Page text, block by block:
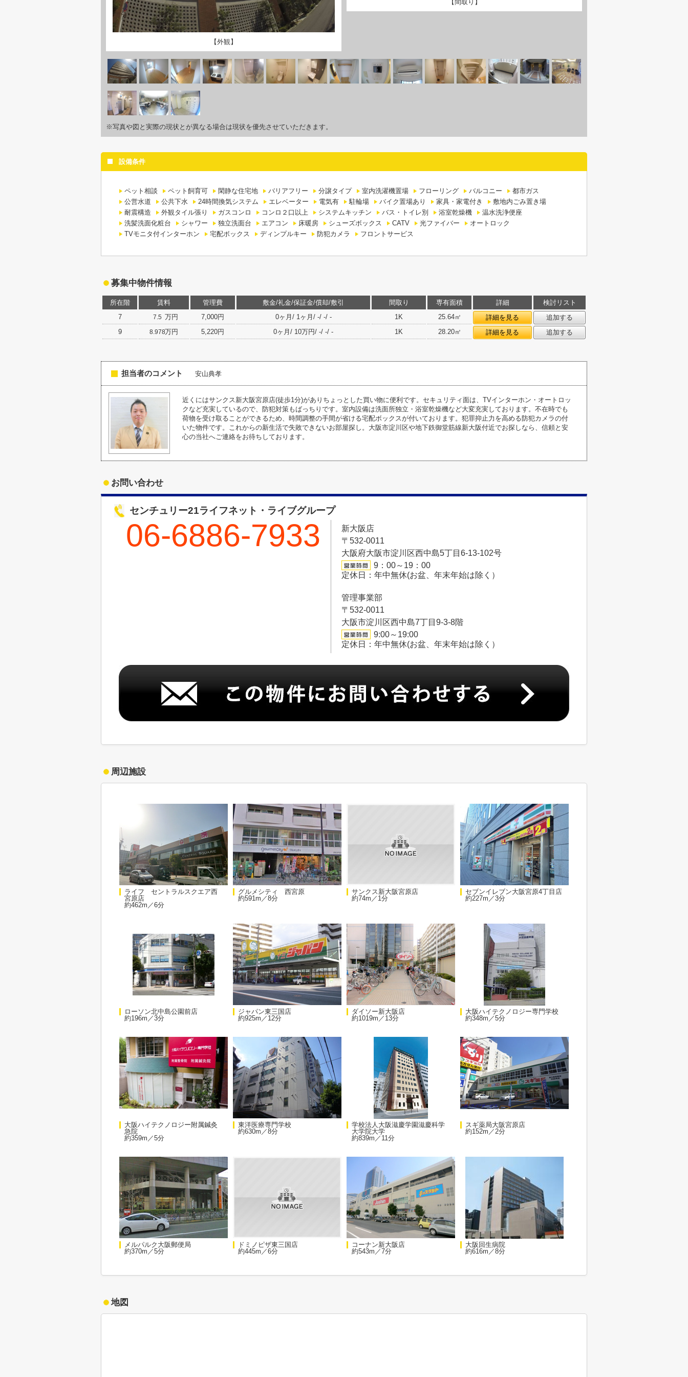
【外観】
【間取り】
※写真や図と実際の現状とが異なる場合は現状を優先させていただきます。
設備条件
ペット相談 ペット飼育可 閑静な住宅地 バリアフリー 分譲タイプ 室内洗濯機置場 フローリング バルコニー
都市ガス
公営水道
公共下水 24時間換気システム エレベーター 電気有 駐輪場 バイク置場あり 家具・家電付き
敷地内ごみ置き場
耐震構造
外観タイル張り ガスコンロ コンロ２口以上 システムキッチン バス・トイレ別 浴室乾燥機
温水洗浄便座
洗髪洗面化粧台
シャワー 独立洗面台 エアコン 床暖房 シューズボックス CATV 光ファイバー
オートロック
TVモニタ付インターホン
宅配ボックス ディンプルキー 防犯カメラ フロントサービス
募集中物件情報
所在階 賃料 管理費 敷金/礼金/保証金/償却/敷引 間取り 専有面積 詳細
検討リスト
7
7.5 万円 7,000円 0ヶ月/ 1ヶ月/ -/ -/ - 1K 25.64㎡ 詳細を見る
追加する
9
8.978万円 5,220円 0ヶ月/ 10万円/ -/ -/ - 1K 28.20㎡ 詳細を見る 追加する
担当者のコメント 安山典孝
近くにはサンクス新大阪宮原店(徒歩1分)がありちょっとした買い物に便利です。セキュリティ面は、TVインターホン・オートロッ
クなど充実しているので、防犯対策もばっちりです。室内設備は洗面所独立・浴室乾燥機など大変充実しております。不在時でも
荷物を受け取ることができるため、時間調整の手間が省ける宅配ボックスが付いております。犯罪抑止力を高める防犯カメラの付
いた物件です。これからの新生活で失敗できないお部屋探し。大阪市淀川区や地下鉄御堂筋線新大阪付近でお探しなら、信頼と安
心の当社へご連絡をお待ちしております。
お問い合わせ
センチュリー21ライフネット・ライブグループ
06-6886-7933
新大阪店
〒532-0011
大阪府大阪市淀川区西中島5丁目6-13-102号
9：00～19：00
定休日：年中無休(お盆、年末年始は除く）
管理事業部
〒532-0011
大阪市淀川区西中島7丁目9-3-8階
9:00～19:00
定休日：年中無休(お盆、年末年始は除く）
周辺施設
ライフ セントラルスクエア西
宮原店
約462m／6分
グルメシティ 西宮原
約591m／8分
サンクス新大阪宮原店
約74m／1分
セブンイレブン大阪宮原4丁目店
約227m／3分
ローソン北中島公園前店
約196m／3分
ジャパン東三国店
約925m／12分
ダイソー新大阪店
約1019m／13分
大阪ハイテクノロジー専門学校
約348m／5分
大阪ハイテクノロジー附属鍼灸
急院
約359m／5分
東洋医療専門学校
約630m／8分
学校法人大阪滋慶学園滋慶科学
大学院大学
約839m／11分
スギ薬局大阪宮原店
約152m／2分
メルパルク大阪郵便局
約370m／5分
ドミノピザ東三国店
約445m／6分
コーナン新大阪店
約543m／7分
大阪回生病院
約616m／8分
地図